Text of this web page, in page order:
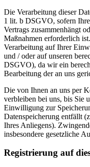
Die Verarbeitung dieser
1 lit. b DSGVO, sofern
Vertrags zusammenhängt
Maßnahmen erforderlich
Verarbeitung auf Ihrer
und / oder auf unseren
DSGVO), da wir ein
Bearbeitung der an uns
Die von Ihnen an uns per
verbleiben bei uns, bis Sie
Einwilligung zur
Datenspeicherung entfällt
Ihres Anliegens).
insbesondere gesetzliche
Registrierung auf